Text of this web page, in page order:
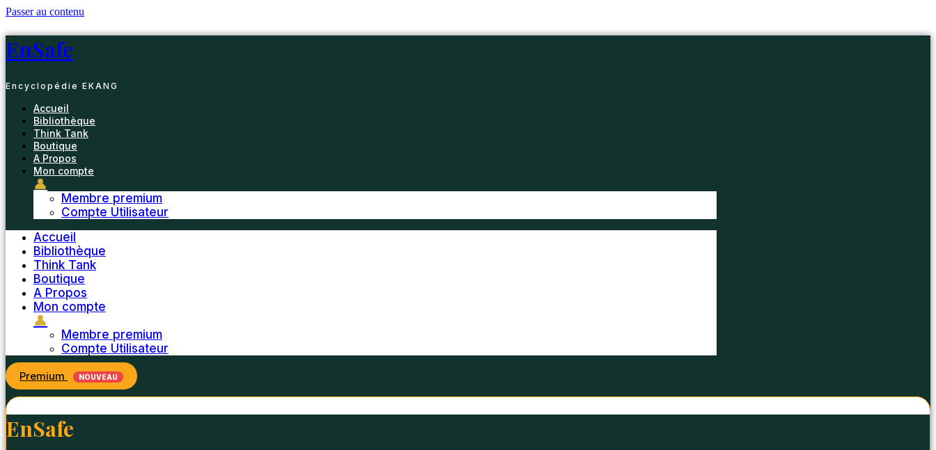
Passer au contenu
EnSafe
Encyclopédie EKANG
Accueil
Bibliothèque
Think Tank
Boutique
A Propos
Mon compte
👤
Membre premium
Compte Utilisateur
Accueil
Bibliothèque
Think Tank
Boutique
A Propos
Mon compte
👤
Membre premium
Compte Utilisateur
Premium NOUVEAU
EnSafe